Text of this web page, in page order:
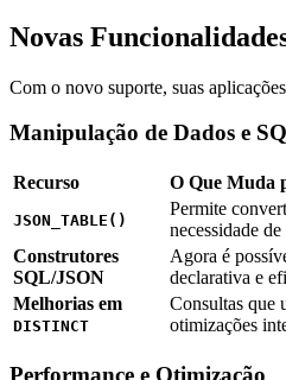
Novas
Com o novo suporte, suas
Manipulação de Dados e
Recurso O Que Muda
JSON_TABLE()
Permite
necessidade
Construtores
SQL/JSON
Agora é
declarativa e
Melhorias em
DISTINCT
Consultas que
otimizações
Performance e Otimização